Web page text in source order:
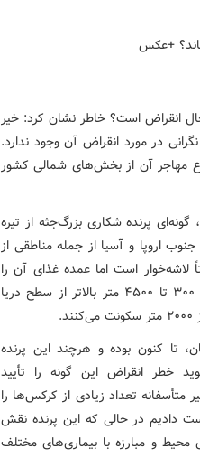
حال انقراض است؟ خاطر نشان کرد: خیر
در مورد انقراض آن وجود ندارد.
مهاجر آن از بخش‌های شمالی کشور
پرنده شکاری بزرگ‌جثه از تیره
اروپا و آسیا از جمله مناطقی از
لاشه‌خوار است اما عمده غذای آن را
مغز استخوان تشکیل می‌دهد. این جانور در ارتفاعی بین ۳۰۰ تا ۴۵۰۰ متر بالاتر از سطح دریا
تا کنون بوده و هرچند این پرنده
انقراض این گونه را تأیید
متأسفانه تعداد زیادی از کرکس‌ها را
دادیم در حالی که این پرنده نقش
و مبارزه با بیماری‌های مختلف